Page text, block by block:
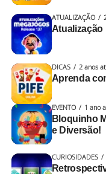
ATUALIZAÇÃO
Atualização
DICAS 2 anos
Aprenda
EVENTO 1 ano
Bloquinho
e Diversão!
CURIOSIDADES